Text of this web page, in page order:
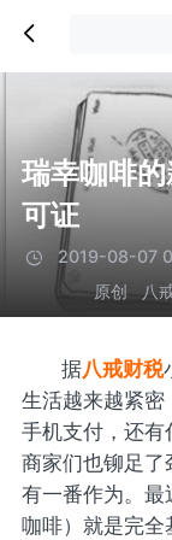
瑞幸咖啡
可证
2019-08-07
原创
八
据八戒财税
生活越来越紧密
手机支付，还有
商家们也铆足了
有一番作为。
咖啡）就是完